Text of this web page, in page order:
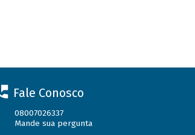
Fale Conosco
08007026337
Mande sua pergunta